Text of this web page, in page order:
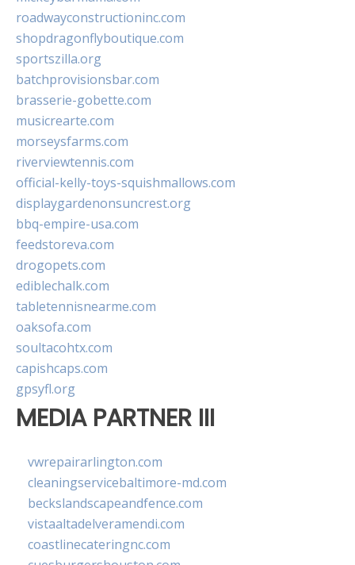
roadwayconstructioninc.com
shopdragonflyboutique.com
sportszilla.org
batchprovisionsbar.com
brasserie-gobette.com
musicrearte.com
morseysfarms.com
riverviewtennis.com
official-kelly-toys-squishmallows.com
displaygardenonsuncrest.org
bbq-empire-usa.com
feedstoreva.com
drogopets.com
ediblechalk.com
tabletennisnearme.com
oaksofa.com
soultacohtx.com
capishcaps.com
gpsyfl.org
MEDIA PARTNER III
vwrepairarlington.com
cleaningservicebaltimore-md.com
beckslandscapeandfence.com
vistaaltadelveramendi.com
coastlinecateringnc.com